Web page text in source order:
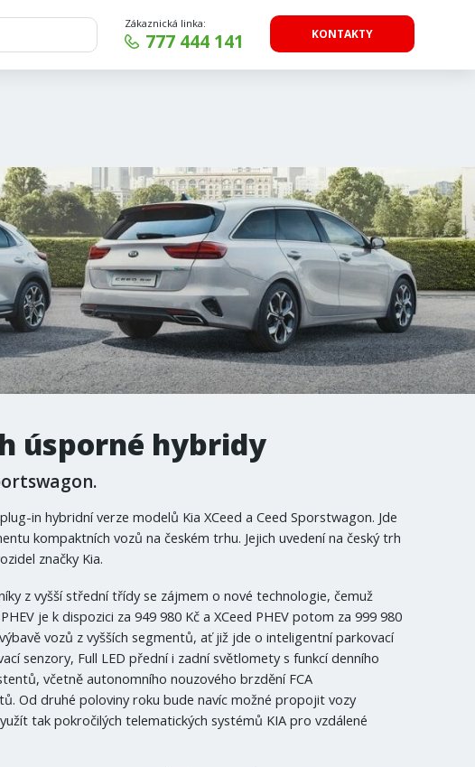
Zákaznická linka:
777 444 141 KONTAKTY
úsporné hybridy
in hybridní verze modelů Kia XCeed a Ceed Sporstwagon. Jde
kompaktních vozů na českém trhu. Jejich uvedení na český trh
značky Kia.
z vyšší střední třídy se zájmem o nové technologie, čemuž
je k dispozici za 949 980 Kč a XCeed PHEV potom za 999 980
vozů z vyšších segmentů, ať již jde o inteligentní parkovací
senzory, Full LED přední i zadní světlomety s funkcí denního
včetně autonomního nouzového brzdění FCA
Od druhé poloviny roku bude navíc možné propojit vozy
tak pokročilých telematických systémů KIA pro vzdálené